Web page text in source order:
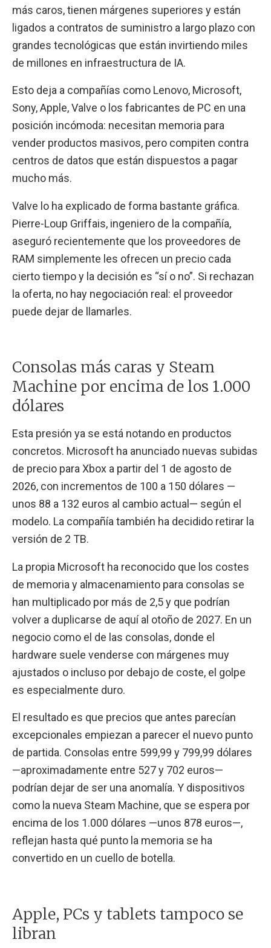
más caros, tienen márgenes superiores y están
ligados a contratos de suministro a largo plazo con
grandes tecnológicas que están invirtiendo miles
de millones en infraestructura de IA.
Esto deja a compañías como Lenovo, Microsoft,
Sony, Apple, Valve o los fabricantes de PC en una
posición incómoda: necesitan memoria para
vender productos masivos, pero compiten contra
centros de datos que están dispuestos a pagar
mucho más.
Valve lo ha explicado de forma bastante gráfica.
Pierre-Loup Griffais, ingeniero de la compañía,
aseguró recientemente que los proveedores de
RAM simplemente les ofrecen un precio cada
cierto tiempo y la decisión es “sí o no”. Si rechazan
la oferta, no hay negociación real: el proveedor
puede dejar de llamarles.
Consolas más caras y Steam
Machine por encima de los 1.000
dólares
Esta presión ya se está notando en productos
concretos. Microsoft ha anunciado nuevas subidas
de precio para Xbox a partir del 1 de agosto de
2026, con incrementos de 100 a 150 dólares —
unos 88 a 132 euros al cambio actual— según el
modelo. La compañía también ha decidido retirar la
versión de 2 TB.
La propia Microsoft ha reconocido que los costes
de memoria y almacenamiento para consolas se
han multiplicado por más de 2,5 y que podrían
volver a duplicarse de aquí al otoño de 2027. En un
negocio como el de las consolas, donde el
hardware suele venderse con márgenes muy
ajustados o incluso por debajo de coste, el golpe
es especialmente duro.
El resultado es que precios que antes parecían
excepcionales empiezan a parecer el nuevo punto
de partida. Consolas entre 599,99 y 799,99 dólares
—aproximadamente entre 527 y 702 euros—
podrían dejar de ser una anomalía. Y dispositivos
como la nueva Steam Machine, que se espera por
encima de los 1.000 dólares —unos 878 euros—,
reflejan hasta qué punto la memoria se ha
convertido en un cuello de botella.
Apple, PCs y tablets tampoco se
libran